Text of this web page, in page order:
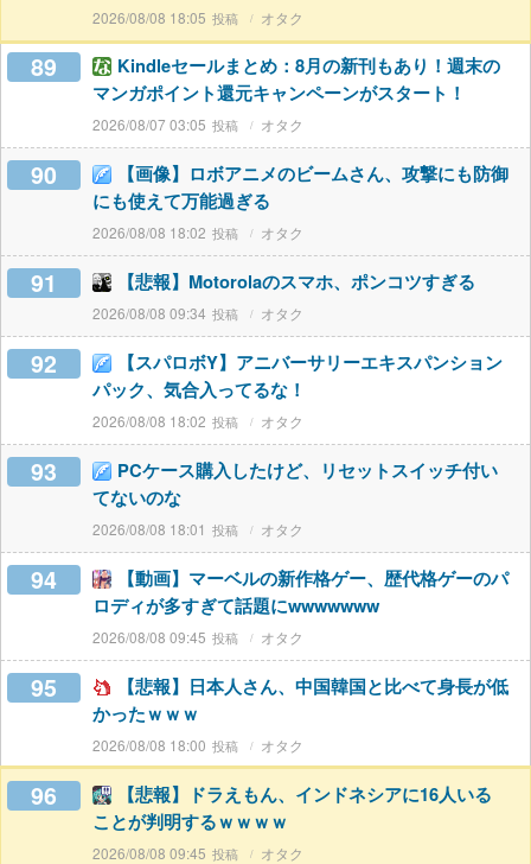
2026/08/08 18:05 オタク
89
Kindleセールまとめ：8月の新刊もあり！週末の
マンガポイント還元キャンペーンがスタート！
2026/08/07 03:05 オタク
90
【画像】ロボアニメのビームさん、攻撃にも防御
にも使えて万能過ぎる
2026/08/08 18:02 オタク
91 【悲報】Motorolaのスマホ、ポンコツすぎる
2026/08/08 09:34 オタク
92
【スパロボY】アニバーサリーエキスパンション
パック、気合入ってるな！
2026/08/08 18:02 オタク
93
PCケース購入したけど、リセットスイッチ付い
てないのな
2026/08/08 18:01 オタク
94
【動画】マーベルの新作格ゲー、歴代格ゲーのパ
ロディが多すぎて話題にwwwwwww
2026/08/08 09:45 オタク
95
【悲報】日本人さん、中国韓国と比べて身長が低
かったｗｗｗ
2026/08/08 18:00 オタク
96
【悲報】ドラえもん、インドネシアに16人いる
ことが判明するｗｗｗｗ
2026/08/08 09:45 オタク